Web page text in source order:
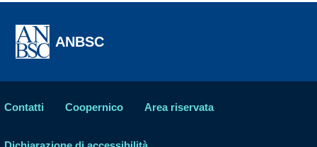
ANBSC
Contatti Coopernico Area riservata